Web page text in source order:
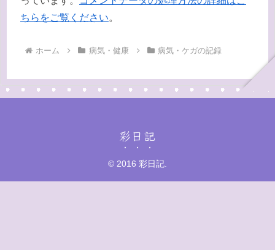
ちらをご覧ください。
ホーム 病気・健康 病気・ケガの記録
彩日記
© 2016 彩日記.